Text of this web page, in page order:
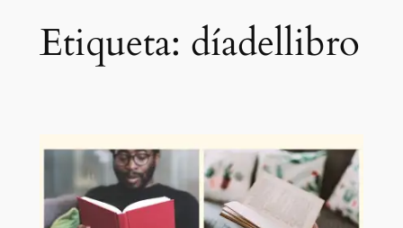
Etiqueta: díadellibro